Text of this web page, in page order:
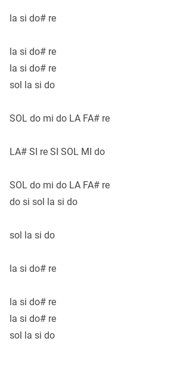
la si do# re
la si do# re
la si do# re
sol la si do
SOL do mi do LA FA# re
LA# SI re SI SOL MI do
SOL do mi do LA FA# re
do si sol la si do
sol la si do
la si do# re
la si do# re
la si do# re
sol la si do